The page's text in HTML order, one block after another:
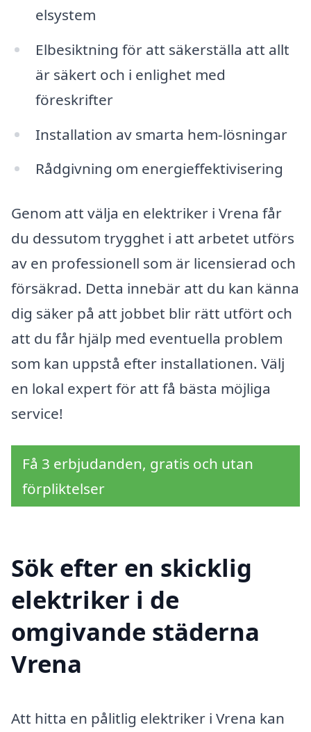
elsystem
Elbesiktning för att säkerställa att allt
är säkert och i enlighet med
föreskrifter
Installation av smarta hem-lösningar
Rådgivning om energieffektivisering
Genom att välja en elektriker i Vrena får
du dessutom trygghet i att arbetet utförs
av en professionell som är licensierad och
försäkrad. Detta innebär att du kan känna
dig säker på att jobbet blir rätt utfört och
att du får hjälp med eventuella problem
som kan uppstå efter installationen. Välj
en lokal expert för att få bästa möjliga
service!
Få 3 erbjudanden, gratis och utan
förpliktelser
Sök efter en skicklig
elektriker i de
omgivande städerna
Vrena
Att hitta en pålitlig elektriker i Vrena kan